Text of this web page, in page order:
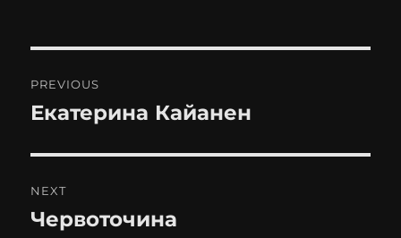
navigation
PREVIOUS
Previous
Екатерина Кайанен
NEXT
Next
Червоточина